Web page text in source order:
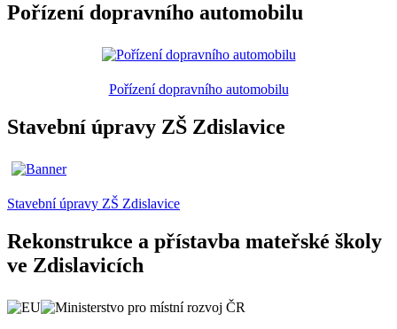
Pořízení dopravního automobilu
Pořízení dopravního automobilu
Stavební úpravy ZŠ Zdislavice
Stavební úpravy ZŠ Zdislavice
Rekonstrukce a přístavba mateřské školy
ve Zdislavicích